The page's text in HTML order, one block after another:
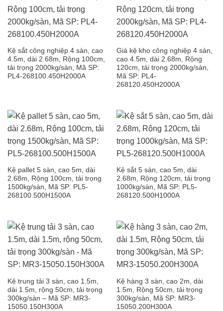
Kệ sắt công nghiệp 4 sàn, cao
4.5m, dài 2.68m, Rộng 100cm,
tải trọng 2000kg/sàn, Mã SP:
PL4-268100.450H2000A
Giá kệ kho công nghiệp 4 sàn,
cao 4.5m, dài 2.68m, Rộng
120cm, tải trọng 2000kg/sàn,
Mã SP: PL4-
268120.450H2000A
Kệ pallet 5 sàn, cao 5m, dài
2.68m, Rộng 100cm, tải trọng
1500kg/sàn, Mã SP: PL5-
268100.500H1500A
Kệ sắt 5 sàn, cao 5m, dài
2.68m, Rộng 120cm, tải trọng
1000kg/sàn, Mã SP: PL5-
268120.500H1000A
Kệ trung tải 3 sàn, cao 1.5m,
dài 1.5m, rộng 50cm, tải trọng
300kg/sàn – Mã SP: MR3-
15050.150H300A
Kệ hàng 3 sàn, cao 2m, dài
1.5m, Rộng 50cm, tải trọng
300kg/sàn, Mã SP: MR3-
15050.200H300A